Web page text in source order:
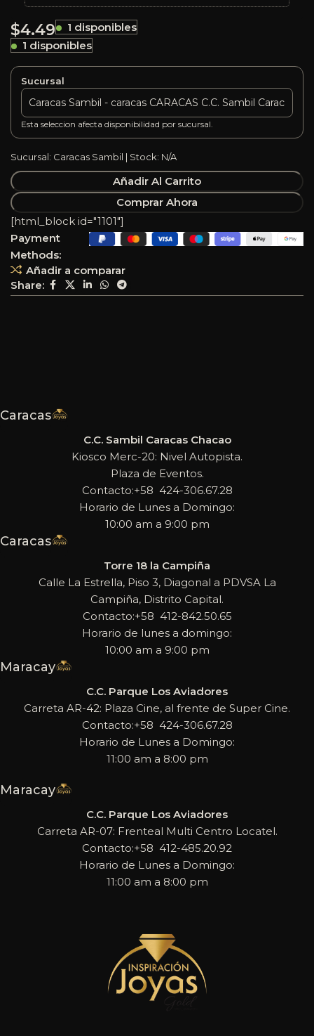
$4.49
1 disponibles
1 disponibles
Sucursal
Esta seleccion afecta disponibilidad por sucursal.
Sucursal: Caracas Sambil | Stock: N/A
Añadir Al Carrito
Comprar Ahora
Añadir a comparar
Share:
[html_block id="1101"]
Payment
Methods:
Caracas
C.C. Sambil Caracas Chacao
Kiosco Merc-20: Nivel Autopista.
Plaza de Eventos.
Contacto:+58 424-306.67.28
Horario de Lunes a Domingo:
10:00 am a 9:00 pm
Caracas
Torre 18 la Campiña
Calle La Estrella, Piso 3, Diagonal a PDVSA La
Campiña, Distrito Capital.
Contacto:+58 412-842.50.65
Horario de lunes a domingo:
10:00 am a 9:00 pm
Maracay
C.C. Parque Los Aviadores
Carreta AR-42: Plaza Cine, al frente de Super Cine.
Contacto:+58 424-306.67.28
Horario de Lunes a Domingo:
11:00 am a 8:00 pm
Maracay
C.C. Parque Los Aviadores
Carreta AR-07: Frenteal Multi Centro Locatel.
Contacto:+58 412-485.20.92
Horario de Lunes a Domingo:
11:00 am a 8:00 pm